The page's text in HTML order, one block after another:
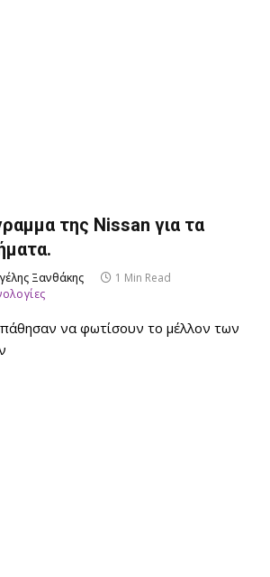
της Nissan για τα
Ξανθάκης
1 Min Read
να φωτίσουν το μέλλον των